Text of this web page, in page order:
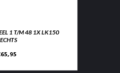
1 T/M 48 1X LK150
65,95